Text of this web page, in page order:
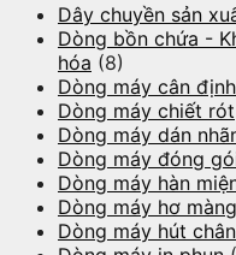
Dây chuyền sản
Dòng bồn chứa -
hóa (8)
Dòng máy cân
Dòng máy chiết rót
Dòng máy dán
Dòng máy đóng
Dòng máy hàn
Dòng máy hơ
Dòng máy hút